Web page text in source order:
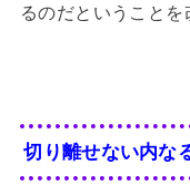
るのだということを
切り離せない内な